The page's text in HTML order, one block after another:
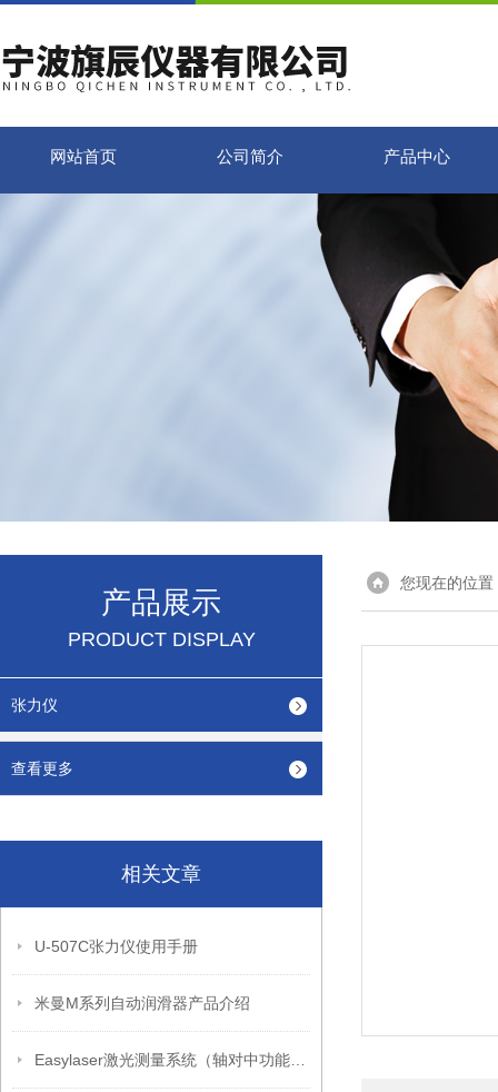
网站首页 公司简介 产品中心
产品展示
PRODUCT DISPLAY
张力仪
查看更多
相关文章
U-507C张力仪使用手册
米曼M系列自动润滑器产品介绍
您现在的位置